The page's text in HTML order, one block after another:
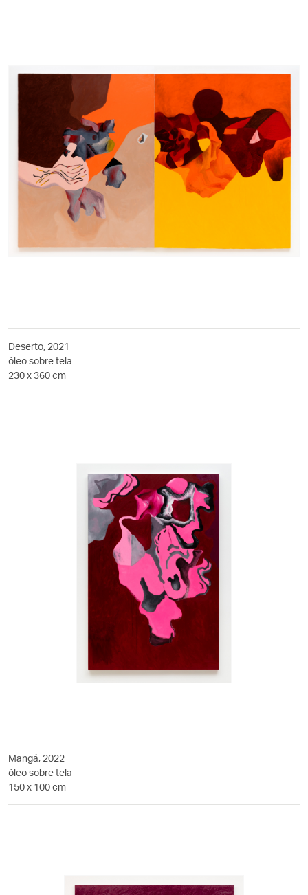
Deserto, 2021
óleo sobre tela
230 x 360 cm
Mangá, 2022
óleo sobre tela
150 x 100 cm